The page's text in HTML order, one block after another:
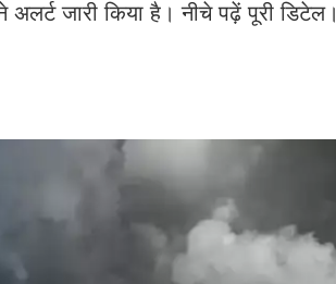
अलर्ट जारी किया है। नीचे पढ़ें पूरी डिटेल।